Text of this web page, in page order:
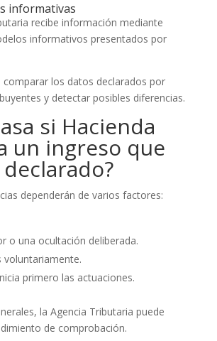
informativas
recibe información mediante
informativos presentados por
comparar los datos declarados por
y detectar posibles diferencias.
si Hacienda
un ingreso que
dependerán de varios factores:
o una ocultación deliberada.
voluntariamente.
primero las actuaciones.
la Agencia Tributaria puede
de comprobación.